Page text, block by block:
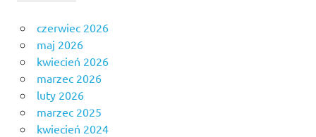
czerwiec 2026
maj 2026
kwiecień 2026
marzec 2026
luty 2026
marzec 2025
kwiecień 2024